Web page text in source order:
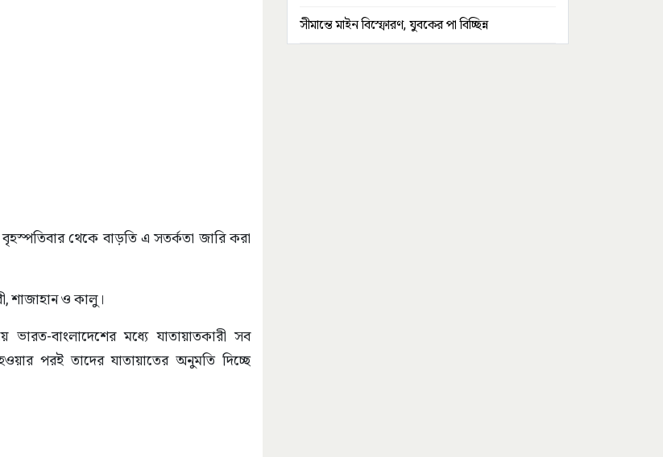
বৃহস্পতিবার থেকে বাড়তি এ সতর্কতা জারি করা
শাজাহান ও কালু।
বাংলাদেশের মধ্যে যাতায়াতকারী সব
পরই তাদের যাতায়াতের অনুমতি দিচ্ছে
সীমান্তে মাইন বিস্ফোরণ, যুবকের পা বিচ্ছিন্ন